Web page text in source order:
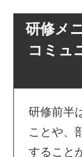
研修メ
コミュ
研修前半
ことや、
すること